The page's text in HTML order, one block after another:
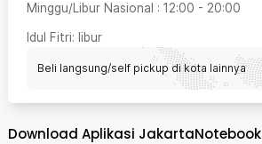
Minggu/Libur Nasional : 12:00 - 20:00
Idul Fitri: libur
Beli langsung/self pickup di kota lainnya
Download Aplikasi JakartaNotebook